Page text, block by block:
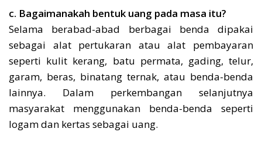
c. Bagaimanakah bentuk uang pada masa itu?
Selama berabad-abad berbagai benda dipakai
sebagai alat pertukaran atau alat pembayaran
seperti kulit kerang, batu permata, gading, telur,
garam, beras, binatang ternak, atau benda-benda
lainnya. Dalam perkembangan selanjutnya
masyarakat menggunakan benda-benda seperti
logam dan kertas sebagai uang.